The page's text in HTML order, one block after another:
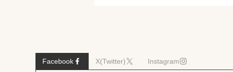
Facebook X(Twitter) Instagram